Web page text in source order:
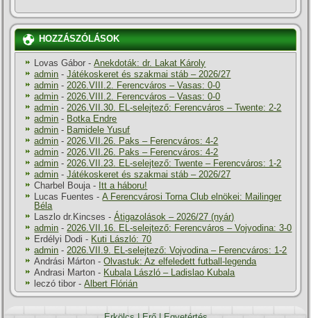
HOZZÁSZÓLÁSOK
Lovas Gábor -Anekdoták: dr. Lakat Károly
admin -Játékoskeret és szakmai stáb – 2026/27
admin -2026.VIII.2. Ferencváros – Vasas: 0-0
admin -2026.VIII.2. Ferencváros – Vasas: 0-0
admin -2026.VII.30. EL-selejtező: Ferencváros – Twente: 2-2
admin - Botka Endre
admin - Bamidele Yusuf
admin -2026.VII.26. Paks – Ferencváros: 4-2
admin -2026.VII.26. Paks – Ferencváros: 4-2
admin -2026.VII.23. EL-selejtező: Twente – Ferencváros: 1-2
admin -Játékoskeret és szakmai stáb – 2026/27
Charbel Bouja- Itt a háboru!
Lucas Fuentes -A Ferencvárosi Torna Club elnökei: Mailinger
Béla
Laszlo dr.Kincses -Átigazolások – 2026/27 (nyár)
admin -2026.VII.16. EL-selejtező: Ferencváros – Vojvodina: 3-0
Erdélyi Dodi - Kuti László: 70
admin -2026.VII.9. EL-selejtező: Vojvodina – Ferencváros: 1-2
Andrási Márton -Olvastuk: Az elfeledett futball-legenda
Andrasi Marton - Kubala László – Ladislao Kubala
leczó tibor -Albert Flórián